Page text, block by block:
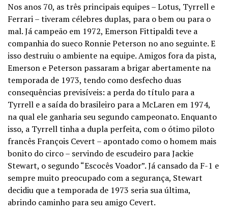
Nos anos 70, as três principais equipes – Lotus, Tyrrell e
Ferrari – tiveram célebres duplas, para o bem ou para o
mal. Já campeão em 1972, Emerson Fittipaldi teve a
companhia do sueco Ronnie Peterson no ano seguinte. E
isso destruiu o ambiente na equipe. Amigos fora da pista,
Emerson e Peterson passaram a brigar abertamente na
temporada de 1973, tendo como desfecho duas
consequências previsíveis: a perda do título para a
Tyrrell e a saída do brasileiro para a McLaren em 1974,
na qual ele ganharia seu segundo campeonato. Enquanto
isso, a Tyrrell tinha a dupla perfeita, com o ótimo piloto
francês François Cevert – apontado como o homem mais
bonito do circo – servindo de escudeiro para Jackie
Stewart, o segundo “Escocês Voador”. Já cansado da F-1 e
sempre muito preocupado com a segurança, Stewart
decidiu que a temporada de 1973 seria sua última,
abrindo caminho para seu amigo Cevert.